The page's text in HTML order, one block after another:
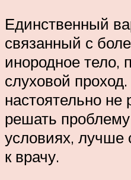
Единственный
связанный с
инородное тело,
слуховой
настоятельно не
решать
условиях, лучше
к врачу.